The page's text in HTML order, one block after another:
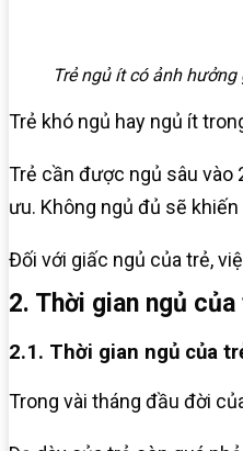
Trẻ ngủ ít có ảnh hưởng
Trẻ khó ngủ hay ngủ ít
Trẻ cần được ngủ sâu vào
ưu. Không ngủ đủ sẽ
Đối với giấc ngủ của trẻ,
2. Thời gian ngủ
2.1. Thời gian ngủ của
Trong vài tháng đầu đời